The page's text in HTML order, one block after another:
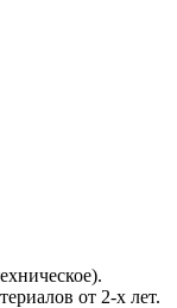
от 2-х лет.